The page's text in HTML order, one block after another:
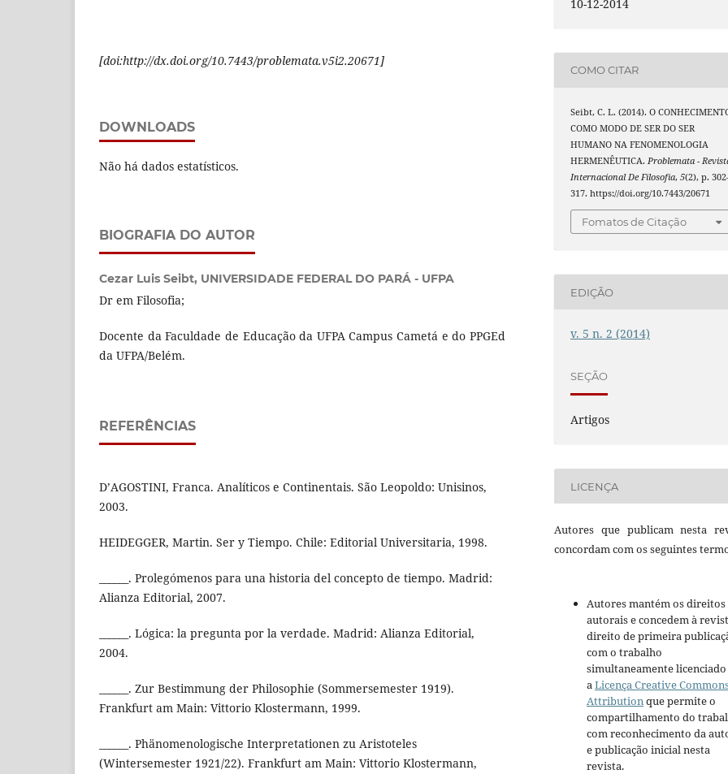
[doi:http://dx.doi.org/10.7443/problemata.v5i2.20671]
DOWNLOADS
Não há dados estatísticos.
BIOGRAFIA DO AUTOR
Cezar Luis Seibt, UNIVERSIDADE FEDERAL DO PARÁ - UFPA
Dr em Filosofia;
Docente da Faculdade de Educação da UFPA Campus Cametá e do PPGEd
da UFPA/Belém.
REFERÊNCIAS
D’AGOSTINI, Franca. Analíticos e Continentais. São Leopoldo: Unisinos,
2003.
HEIDEGGER, Martin. Ser y Tiempo. Chile: Editorial Universitaria, 1998.
______. Prolegómenos para una historia del concepto de tiempo. Madrid:
Alianza Editorial, 2007.
______. Lógica: la pregunta por la verdade. Madrid: Alianza Editorial,
2004.
______. Zur Bestimmung der Philosophie (Sommersemester 1919).
Frankfurt am Main: Vittorio Klostermann, 1999.
______. Phänomenologische Interpretationen zu Aristoteles
(Wintersemester 1921/22). Frankfurt am Main: Vittorio Klostermann,
10-12-2014
COMO CITAR
Seibt, C. L. (2014). O
COMO MODO DE SER DO SER
HUMANO NA FENOMENOLOGIA
HERMENÊUTICA.Problemata -
Internacional De Filosofia,5(2), p.
317. https://doi.org/10.7443/20671
Fomatos de Citação
EDIÇÃO
v. 5 n. 2 (2014)
SEÇÃO
Artigos
LICENÇA
Autores que publicam nesta
concordam com os seguintes
Autores mantém os direitos
autorais e concedem à
direito de primeira
com o trabalho
simultaneamente
a Licença Creative
Attribution que permite o
compartilhamento do
com reconhecimento da
e publicação inicial nesta
revista.